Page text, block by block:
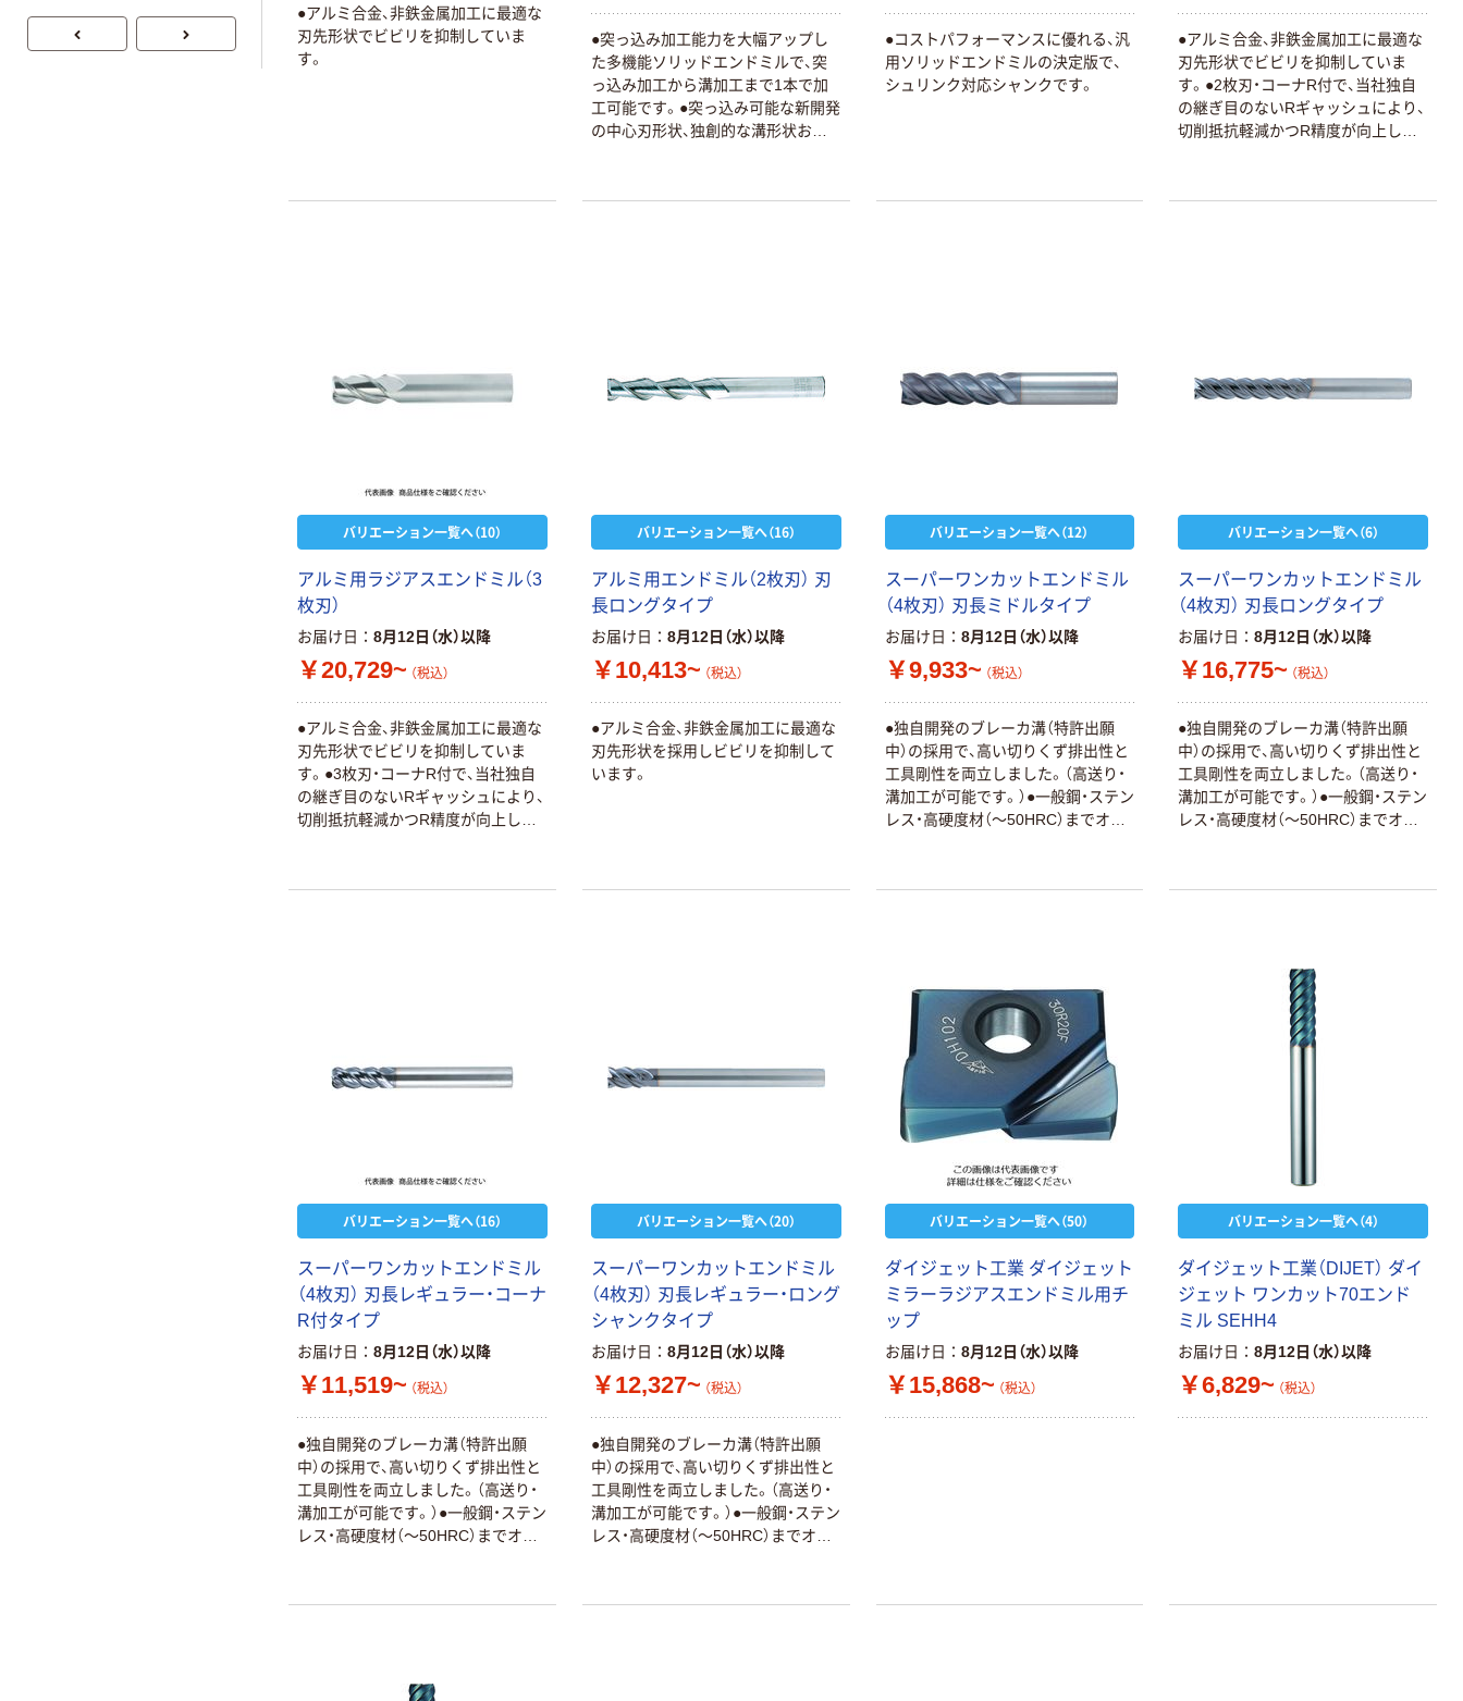
●アルミ合金、非鉄金属加工に最適な
刃先形状でビビリを抑制していま
す。
●突っ込み加工能力を大幅アップし
た多機能ソリッドエンドミルで、突
っ込み加工から溝加工まで1本で加
工可能です。●突っ込み可能な新開発
の中心刃形状、独創的な溝形状およ
っ込み加工でも抜群の切り屑排出性
●コストパフォーマンスに優れる、汎
用ソリッドエンドミルの決定版で、
シュリンク対応シャンクです。
●アルミ合金、非鉄金属加工に最適な
刃先形状でビビリを抑制していま
す。●2枚刃・コーナR付で、当社独自
の継ぎ目のないRギャッシュにより、
切削抵抗軽減かつR精度が向上しま
バリエーション一覧へ（10）
アルミ用ラジアスエンドミル（3
枚刃）
お届け日 8月12日（水）以降
￥20,729~ （税込）
●アルミ合金、非鉄金属加工に最適な
刃先形状でビビリを抑制していま
す。●3枚刃・コーナR付で、当社独自
の継ぎ目のないRギャッシュにより、
切削抵抗軽減かつR精度が向上しま
バリエーション一覧へ（16）
アルミ用エンドミル（2枚刃） 刃
長ロングタイプ
お届け日 8月12日（水）以降
￥10,413~ （税込）
●アルミ合金、非鉄金属加工に最適な
刃先形状を採用しビビリを抑制して
います。
バリエーション一覧へ（12）
スーパーワンカットエンドミル
（4枚刃） 刃長ミドルタイプ
お届け日 8月12日（水）以降
￥9,933~ （税込）
●独自開発のブレーカ溝（特許出願
中）の採用で、高い切りくず排出性と
工具剛性を両立しました。（高送り・
溝加工が可能です。）●一般鋼・ステン
レス・高硬度材（～50HRC）までオー
バリエーション一覧へ（6）
スーパーワンカットエンドミル
（4枚刃） 刃長ロングタイプ
お届け日 8月12日（水）以降
￥16,775~ （税込）
●独自開発のブレーカ溝（特許出願
中）の採用で、高い切りくず排出性と
工具剛性を両立しました。（高送り・
溝加工が可能です。）●一般鋼・ステン
レス・高硬度材（～50HRC）までオー
バリエーション一覧へ（16）
スーパーワンカットエンドミル
（4枚刃） 刃長レギュラー・コーナ
R付タイプ
お届け日 8月12日（水）以降
￥11,519~ （税込）
●独自開発のブレーカ溝（特許出願
中）の採用で、高い切りくず排出性と
工具剛性を両立しました。（高送り・
溝加工が可能です。）●一般鋼・ステン
レス・高硬度材（～50HRC）までオー
バリエーション一覧へ（20）
スーパーワンカットエンドミル
（4枚刃） 刃長レギュラー・ロング
シャンクタイプ
お届け日 8月12日（水）以降
￥12,327~ （税込）
●独自開発のブレーカ溝（特許出願
中）の採用で、高い切りくず排出性と
工具剛性を両立しました。（高送り・
溝加工が可能です。）●一般鋼・ステン
レス・高硬度材（～50HRC）までオー
バリエーション一覧へ（50）
ダイジェット工業 ダイジェット
ミラーラジアスエンドミル用チ
ップ
お届け日 8月12日（水）以降
￥15,868~ （税込）
バリエーション一覧へ（4）
ダイジェット工業（DIJET） ダイ
ジェット ワンカット70エンド
ミル SEHH4
お届け日 8月12日（水）以降
￥6,829~ （税込）
企画 オリジナル